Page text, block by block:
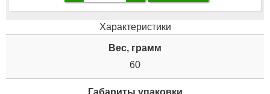
Характеристики
Вес, грамм
60